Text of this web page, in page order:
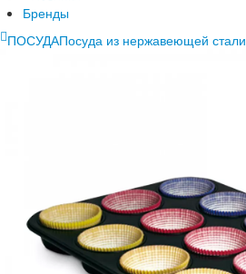
Бренды
ПОСУДАПосуда из нержавеющей стали